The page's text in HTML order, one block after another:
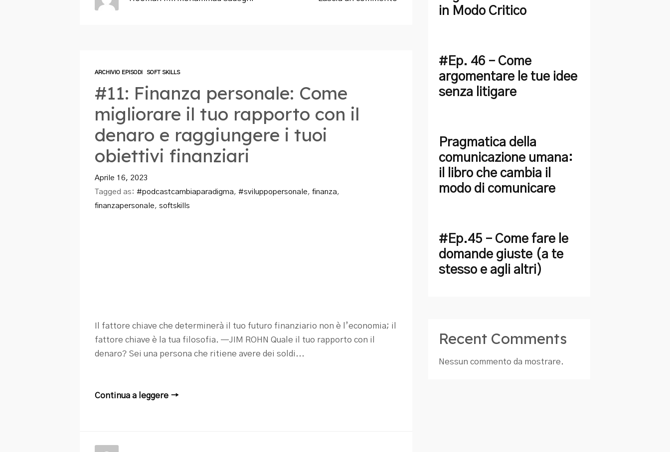
ARCHIVIO EPISODI SOFT SKILLS
#11: Finanza personale: Come
migliorare il tuo rapporto con il
denaro e raggiungere i tuoi
obiettivi finanziari
Aprile 16, 2023
Tagged as: #podcastcambiaparadigma, #sviluppopersonale, finanza,
finanzapersonale, softskills
Il fattore chiave che determinerà il tuo futuro finanziario non è l’economia; il
fattore chiave è la tua filosofia. —JIM ROHN Quale il tuo rapporto con il
denaro? Sei una persona che ritiene avere dei soldi...
Continua a leggere →
in Modo Critico
#Ep. 46 – Come
argomentare le tue idee
senza litigare
Pragmatica della
comunicazione umana:
il libro che cambia il
modo di comunicare
#Ep.45 – Come fare le
domande giuste (a te
stesso e agli altri)
Recent Comments
Nessun commento da mostrare.